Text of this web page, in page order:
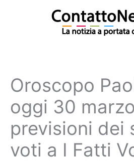
Oroscopo
oggi 30
previsioni dei
voti a I Fatti